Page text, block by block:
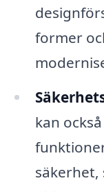
former
kan
säkerhet,